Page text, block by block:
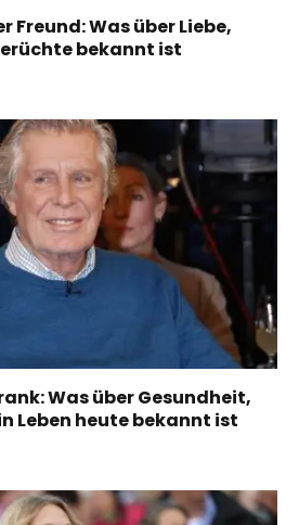
Freund: Was über Liebe,
bekannt ist
Was über Gesundheit,
Leben heute bekannt ist